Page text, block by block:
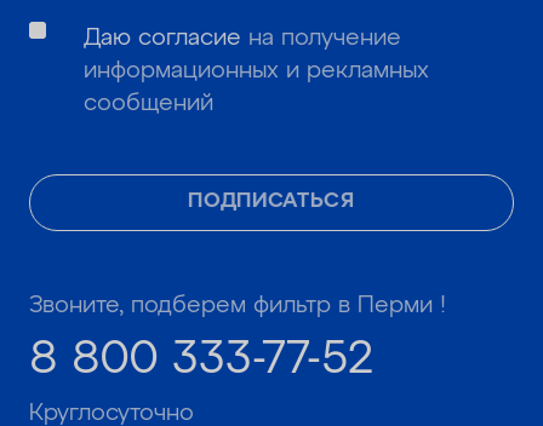
ПОДПИСАТЬСЯ
Даю согласие на получение
информационных и рекламных
сообщений
Звоните, подберем фильтр в Перми !
8 800 333-77-52
Круглосуточно